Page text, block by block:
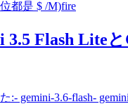
都是 $ /M)fire
3.5 Flash Lite
gemini-3.6-flash-